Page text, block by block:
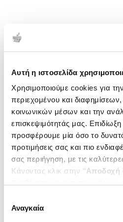
Αυτή η ιστοσελίδα
Χρησιμοποιούμε cookies για
περιεχομένου και
κοινωνικών μέσων και την
επισκεψιμότητάς μας. Επιδίωξη
προσφέρουμε μία όσο το δυνατό
προτιμήσεις σας και πιο
σας περιήγηση, με τις
Κάνοντας κλικ στην ‘’Αποδοχή
ενδιαφέρουν και να επιλέξετε
΄΄και να
συγκατάθεσης
Αναγκαία